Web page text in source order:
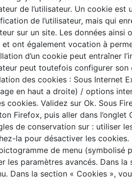
de l’utilisateur. Un cookie
de l’utilisateur, mais qui
sur un site. Les données
et ont également vocation à
d’un cookie peut entraîner
peut toutefois configurer
des cookies : Sous Internet
en haut a droite) / options
cookies. Validez sur Ok. Sous
Firefox, puis aller dans l’onglet
de conservation sur : utiliser
la pour désactiver les
de menu (symbolisé
les paramètres avancés. Dans
Dans la section « Cookies »,